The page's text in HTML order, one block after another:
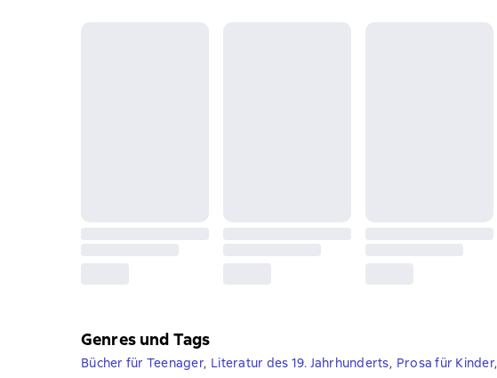
Genres und Tags
Bücher für Teenager, Literatur des 19. Jahrhunderts, Prosa für Kinder,